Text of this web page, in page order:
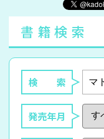
書籍検索
検 索
発売年月